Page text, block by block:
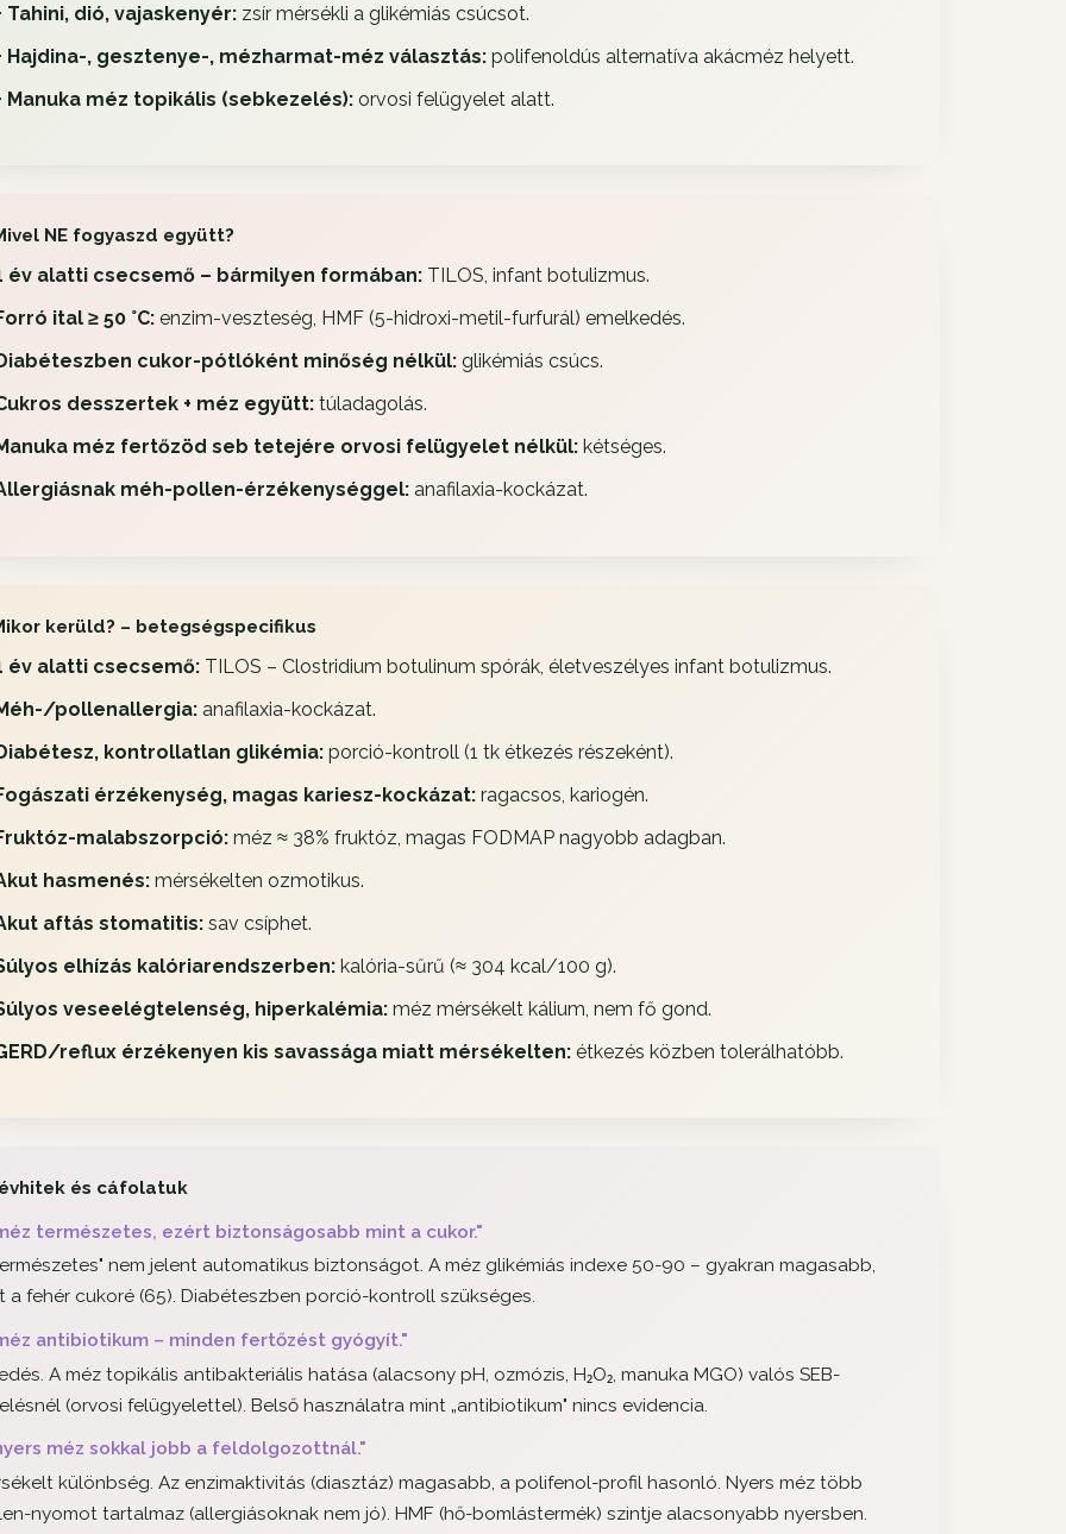
Tahini, dió, vajaskenyér:zsír mérsékli a glikémiás csúcsot.
Hajdina-, gesztenye-, mézharmat-méz választás:polifenoldús alternatíva akácméz helyett.
Manuka méz topikális (sebkezelés):orvosi felügyelet alatt.
NE fogyaszd együtt?
év alatti csecsemő – bármilyen formában:TILOS, infant botulizmus.
ital ≥ 50 °C:enzim-veszteség, HMF (5-hidroxi-metil-furfurál) emelkedés.
cukor-pótlóként minőség nélkül:glikémiás csúcs.
desszertek + méz együtt:túladagolás.
méz fertőzöd seb tetejére orvosi felügyelet nélkül:kétséges.
méh-pollen-érzékenységgel:anafilaxia-kockázat.
kerüld? – betegségspecifikus
év alatti csecsemő:TILOS – Clostridium botulinum spórák, életveszélyes infant botulizmus.
pollenallergia:anafilaxia-kockázat.
kontrollatlan glikémia:porció-kontroll (1 tk étkezés részeként).
érzékenység, magas kariesz-kockázat:ragacsos, kariogén.
malabszorpció:méz ≈ 38% fruktóz, magas FODMAP nagyobb adagban.
hasmenés:mérsékelten ozmotikus.
aftás stomatitis:sav csíphet.
elhízás kalóriarendszerben:kalória-sűrű (≈ 304 kcal/100 g).
veseelégtelenség, hiperkalémia:méz mérsékelt kálium, nem fő gond.
reflux érzékenyen kis savassága miatt mérsékelten:étkezés közben tolerálhatóbb.
és cáfolatuk
természetes, ezért biztonságosabb mint a cukor."
nem jelent automatikus biztonságot. A méz glikémiás indexe 50-90 – gyakran magasabb,
a fehér cukoré (65). Diabéteszben porció-kontroll szükséges.
antibiotikum – minden fertőzést gyógyít."
A méz topikális antibakteriális hatása (alacsony pH, ozmózis, H₂O₂, manuka MGO) valós SEB-
(orvosi felügyelettel). Belső használatra mint „antibiotikum" nincs evidencia.
méz sokkal jobb a feldolgozottnál."
különbség. Az enzimaktivitás (diasztáz) magasabb, a polifenol-profil hasonló. Nyers méz több
nyomot tartalmaz (allergiásoknak nem jó). HMF (hő-bomlástermék) szintje alacsonyabb nyersben.